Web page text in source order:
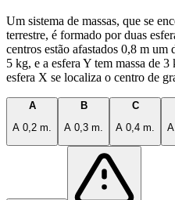
Um sistema de massas, que se
terrestre, é formado por duas
centros estão afastados 0,8 m
5 kg, e a esfera Y tem massa de
esfera X se localiza o centro de
A
A 0,2 m.
B
A 0,3 m.
C
A 0,4 m.